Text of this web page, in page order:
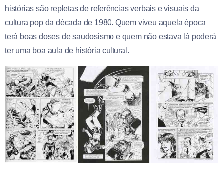
histórias são repletas de referências verbais e visuais da
cultura pop da década de 1980. Quem viveu aquela época
terá boas doses de saudosismo e quem não estava lá poderá
ter uma boa aula de história cultural.